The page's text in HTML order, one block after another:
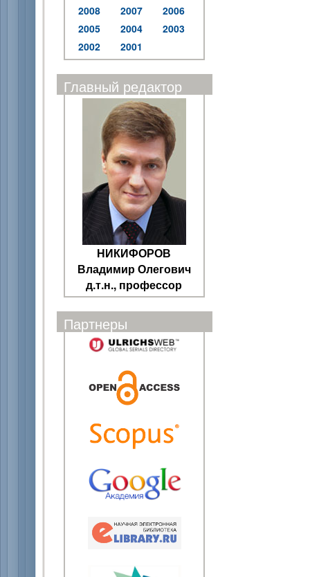
2008
2007
2006
2005
2004
2003
2002
2001
Главный редактор
НИКИФОРОВ
Владимир Олегович
д.т.н., профессор
Партнеры